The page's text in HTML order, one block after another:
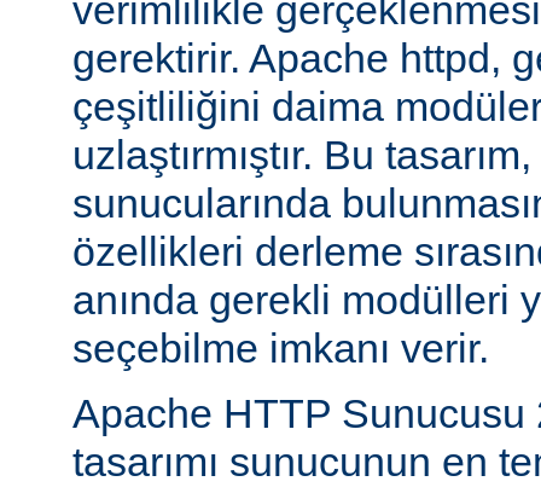
verimlilikle
gerektirir. Apache httpd,
çeşitliliğini daima
uzlaştırmıştır. Bu
sunucularında
özellikleri derleme
anında gerekli modülleri
seçebilme imkanı verir.
Apache HTTP Sunucusu
tasarımı sunucunun en